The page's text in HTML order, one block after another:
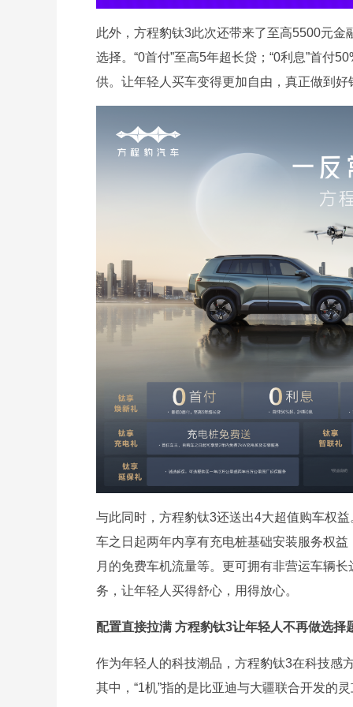
此外，方程豹钛3此次还带来了至高5500元金
选择。“0首付”至高5年超长贷；“0利息”首付
供。让年轻人买车变得更加自由，真正做到好
与此同时，方程豹钛3还送出4大超值购车权
车之日起两年内享有充电桩基础安装服务权
月的免费车机流量等。更可拥有非营运车辆
务，让年轻人买得舒心，用得放心。
配置直接拉满 方程豹钛3让年轻人不再做选择
作为年轻人的科技潮品，方程豹钛3在科技感
其中，“1机”指的是比亚迪与大疆联合开发的